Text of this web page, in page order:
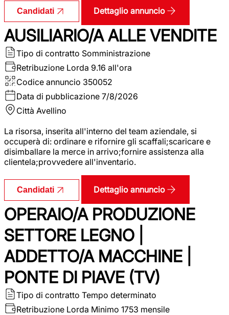
Candidati Dettaglio annuncio
AUSILIARIO/A ALLE VENDITE
Tipo di contratto Somministrazione
Retribuzione Lorda 9.16 all'ora
Codice annuncio 350052
Data di pubblicazione 7/8/2026
Città Avellino
La risorsa, inserita all'interno del team aziendale, si
occuperà di: ordinare e rifornire gli scaffali;scaricare e
disimballare la merce in arrivo;fornire assistenza alla
clientela;provvedere all'inventario.
Candidati Dettaglio annuncio
OPERAIO/A PRODUZIONE
SETTORE LEGNO |
ADDETTO/A MACCHINE |
PONTE DI PIAVE (TV)
Tipo di contratto Tempo determinato
Retribuzione Lorda Minimo 1753 mensile